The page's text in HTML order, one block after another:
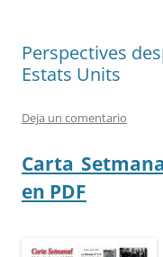
Perspectives
Estats Units
Deja un comentario
Carta
en PDF